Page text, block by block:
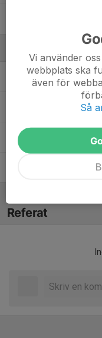
Johan
Albin Hakelid
Daniel Ratushny
Mikael
Referat
Vi använder
webbplats ska
även för
Så